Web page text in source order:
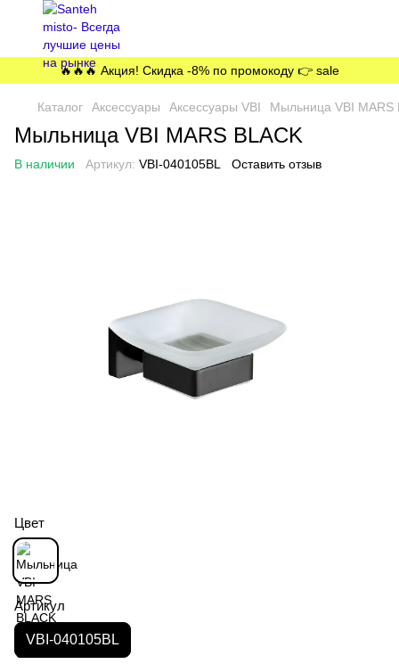
🔥🔥🔥 Акция! Скидка -8% по промокоду 👉 sale
Каталог Аксессуары Аксессуары VBI Мыльница VBI MARS
Мыльница VBI MARS BLACK
В наличии Артикул: VBI-040105BL Оставить отзыв
Цвет
Артикул
VBI-040105BL